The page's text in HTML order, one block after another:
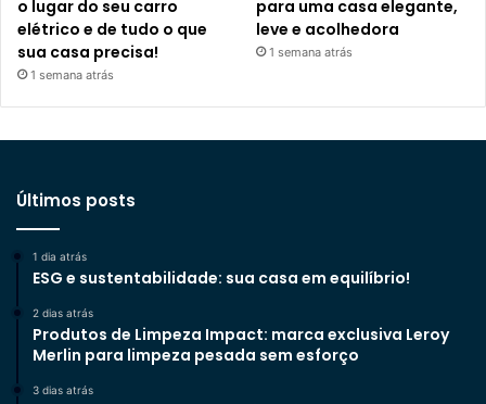
o lugar do seu carro
elétrico e de tudo o que
sua casa precisa!
1 semana atrás
para uma casa elegante,
leve e acolhedora
1 semana atrás
Últimos posts
1 dia atrás
ESG e sustentabilidade: sua casa em equilíbrio!
2 dias atrás
Produtos de Limpeza Impact: marca exclusiva Leroy
Merlin para limpeza pesada sem esforço
3 dias atrás